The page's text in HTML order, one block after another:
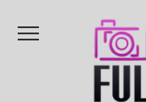
содержанию